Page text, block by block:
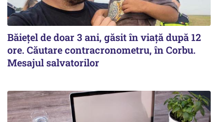
Băiețel de doar 3 ani, găsit în viață după 12
ore. Căutare contracronometru, în Corbu.
Mesajul salvatorilor